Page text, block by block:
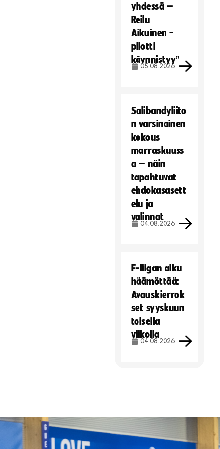
Hyväksy markkinointievästeet
yhdessä –
Reilu
Aikuinen -
pilotti
käynnistyy”
05.08.2026
Salibandyliito
n varsinainen
kokous
marraskuuss
a – näin
tapahtuvat
ehdokasasett
elu ja
valinnat
04.08.2026
F-liigan alku
häämöttää:
Avauskierrok
set syyskuun
toisella
viikolla
04.08.2026